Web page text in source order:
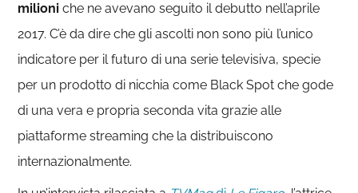
milioni che ne avevano seguito il debutto nell’aprile
2017. C’è da dire che gli ascolti non sono più l’unico
indicatore per il futuro di una serie televisiva, specie
per un prodotto di nicchia come Black Spot che gode
di una vera e propria seconda vita grazie alle
piattaforme streaming che la distribuiscono
internazionalmente.